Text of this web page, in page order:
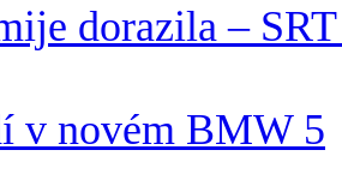
dorazila –
v novém BMW 5